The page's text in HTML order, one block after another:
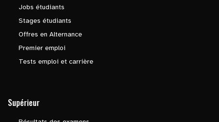
Jobs étudiants
Stages étudiants
Offres en Alternance
Premier emploi
Tests emploi et carrière
Supérieur